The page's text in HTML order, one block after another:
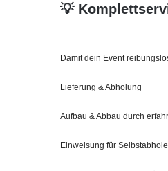
💡
Damit dein Event
Lieferung & Abholung
Aufbau & Abbau durch
Einweisung für